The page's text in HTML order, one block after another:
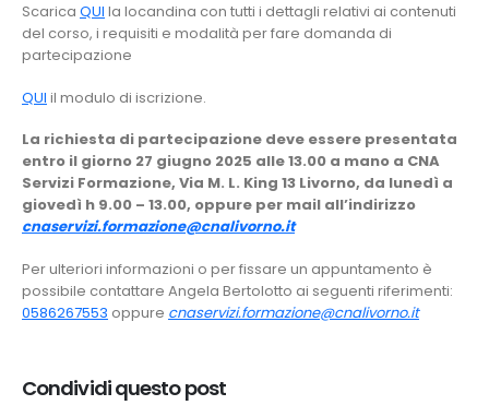
Scarica QUI la locandina con tutti i dettagli relativi ai contenuti
del corso, i requisiti e modalità per fare domanda di
partecipazione
QUI il modulo di iscrizione.
La richiesta di partecipazione deve essere presentata
entro il giorno 27 giugno 2025 alle 13.00 a mano a CNA
Servizi Formazione, Via M. L. King 13 Livorno, da lunedì a
giovedì h 9.00 – 13.00, oppure per mail all’indirizzo
cnaservizi.formazione@cnalivorno.it
Per ulteriori informazioni o per fissare un appuntamento è
possibile contattare Angela Bertolotto ai seguenti riferimenti:
0586267553 oppure cnaservizi.formazione@cnalivorno.it
Condividi questo post